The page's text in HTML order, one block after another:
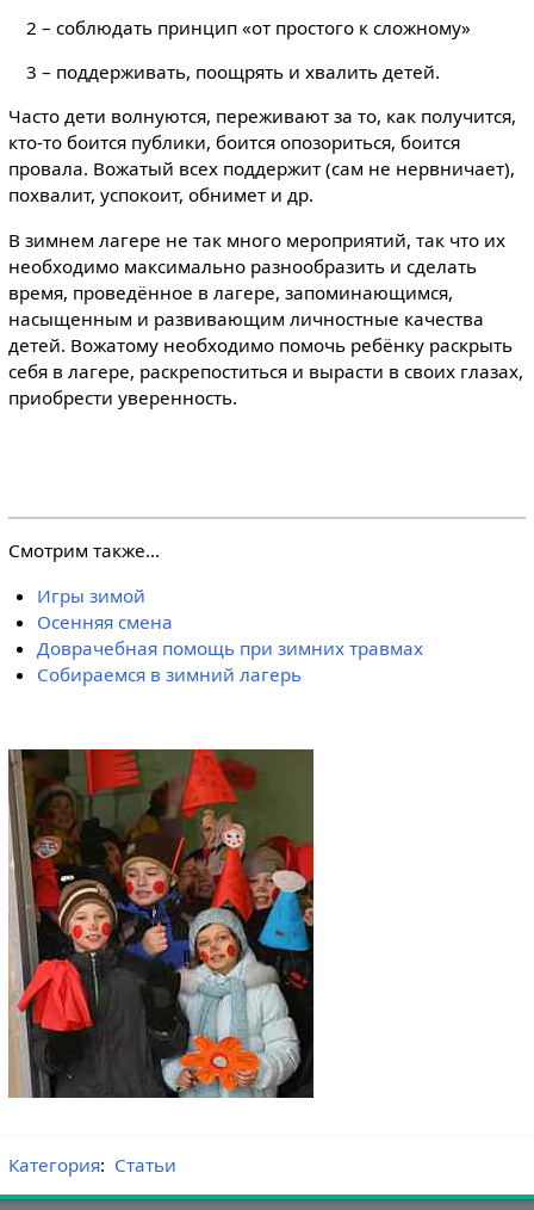
2 – соблюдать принцип «от простого к сложному»
3 – поддерживать, поощрять и хвалить детей.
Часто дети волнуются, переживают за то, как получится,
кто-то боится публики, боится опозориться, боится
провала. Вожатый всех поддержит (сам не нервничает),
похвалит, успокоит, обнимет и др.
В зимнем лагере не так много мероприятий, так что их
необходимо максимально разнообразить и сделать
время, проведённое в лагере, запоминающимся,
насыщенным и развивающим личностные качества
детей. Вожатому необходимо помочь ребёнку раскрыть
себя в лагере, раскрепоститься и вырасти в своих глазах,
приобрести уверенность.
Смотрим также...
Игры зимой
Осенняя смена
Доврачебная помощь при зимних травмах
Собираемся в зимний лагерь
Категория: Статьи